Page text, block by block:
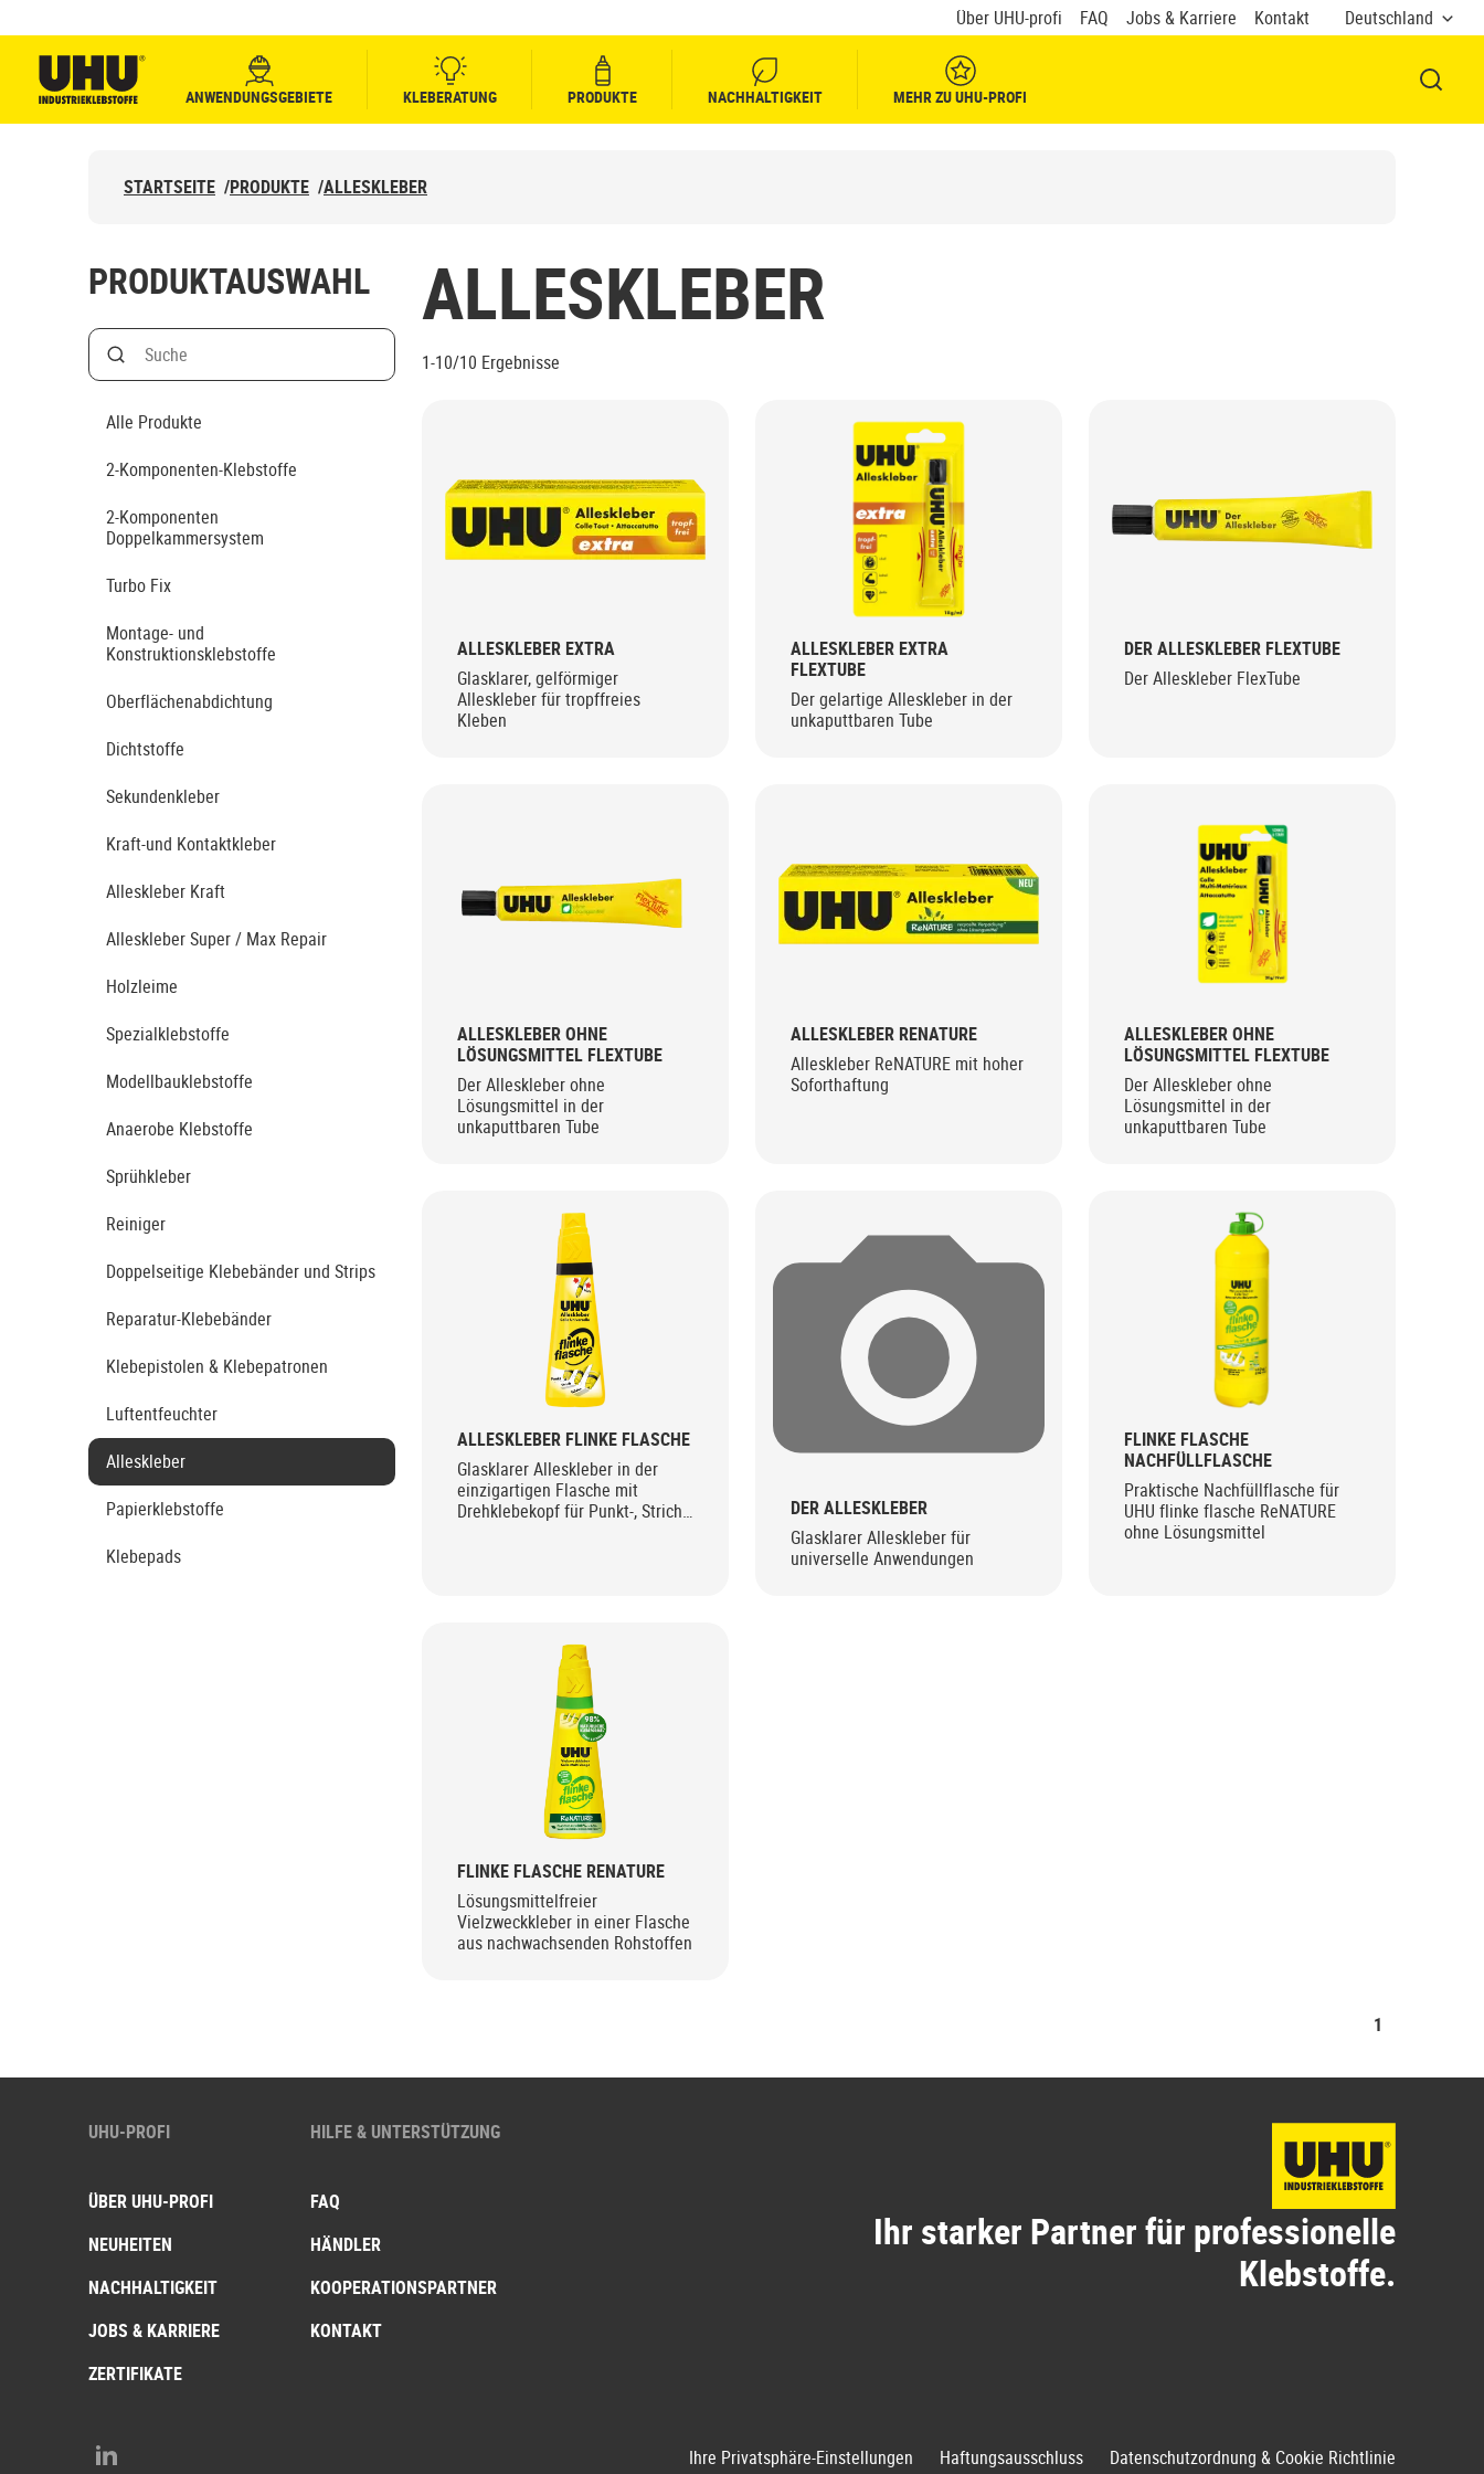
Über UHU-profi FAQ Jobs & Karriere Kontakt Deutschland
ANWENDUNGSGEBIETE KLEBERATUNG PRODUKTE NACHHALTIGKEIT MEHR ZU UHU-PROFI
STARTSEITE /PRODUKTE /ALLESKLEBER
PRODUKTAUSWAHL
Search
Suche nach Produktname
Alle Produkte
2-Komponenten-Klebstoffe
2-Komponenten
Doppelkammersystem
Turbo Fix
Montage- und
Konstruktionsklebstoffe
Oberflächenabdichtung
Dichtstoffe
Sekundenkleber
Kraft-und Kontaktkleber
Alleskleber Kraft
Alleskleber Super / Max Repair
Holzleime
Spezialklebstoffe
Modellbauklebstoffe
Anaerobe Klebstoffe
Sprühkleber
Reiniger
Doppelseitige Klebebänder und Strips
Reparatur-Klebebänder
Klebepistolen & Klebepatronen
Luftentfeuchter
Alleskleber
Papierklebstoffe
Klebepads
ALLESKLEBER
1-10/10 Ergebnisse
ALLESKLEBER EXTRA
Glasklarer, gelförmiger
Alleskleber für tropffreies
Kleben
ALLESKLEBER EXTRA
FLEXTUBE
Der gelartige Alleskleber in der
unkaputtbaren Tube
DER ALLESKLEBER FLEXTUBE
Der Alleskleber FlexTube
ALLESKLEBER OHNE
LÖSUNGSMITTEL FLEXTUBE
Der Alleskleber ohne
Lösungsmittel in der
unkaputtbaren Tube
ALLESKLEBER RENATURE
Alleskleber ReNATURE mit hoher
Soforthaftung
ALLESKLEBER OHNE
LÖSUNGSMITTEL FLEXTUBE
Der Alleskleber ohne
Lösungsmittel in der
unkaputtbaren Tube
ALLESKLEBER FLINKE FLASCHE
Glasklarer Alleskleber in der
einzigartigen Flasche mit
Drehklebekopf für Punkt-, Strich-
DER ALLESKLEBER
Glasklarer Alleskleber für
universelle Anwendungen
FLINKE FLASCHE
NACHFÜLLFLASCHE
Praktische Nachfüllflasche für
UHU flinke flasche ReNATURE
ohne Lösungsmittel
FLINKE FLASCHE RENATURE
Lösungsmittelfreier
Vielzweckkleber in einer Flasche
aus nachwachsenden Rohstoffen
1
UHU-PROFI
ÜBER UHU-PROFI
NEUHEITEN
NACHHALTIGKEIT
JOBS & KARRIERE
ZERTIFIKATE
HILFE & UNTERSTÜTZUNG
FAQ
HÄNDLER
KOOPERATIONSPARTNER
KONTAKT
Ihr starker Partner für professionelle
Klebstoffe.
LinkedIn Ihre Privatsphäre-Einstellungen Haftungsausschluss Datenschutzordnung & Cookie Richtlinie